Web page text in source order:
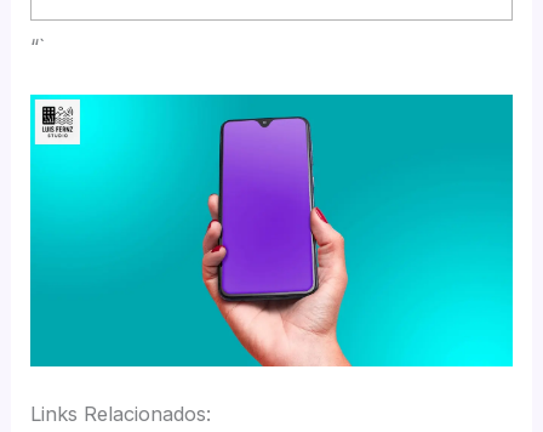
“`
Links Relacionados: